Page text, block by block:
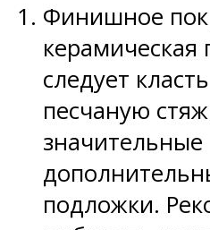
Финишное
керамическая
следует
песчаную
значительные
подложки.